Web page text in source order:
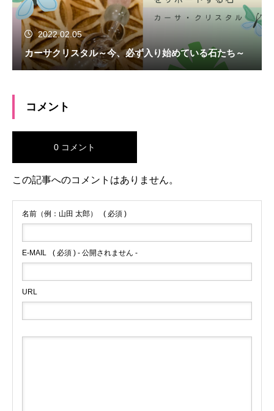
2022.02.05
カーサクリスタル～今、必ず入り始めている石たち～
コメント
0 コメント
この記事へのコメントはありません。
名前（例：山田 太郎） ( 必須 )
E-MAIL ( 必須 ) - 公開されません -
URL